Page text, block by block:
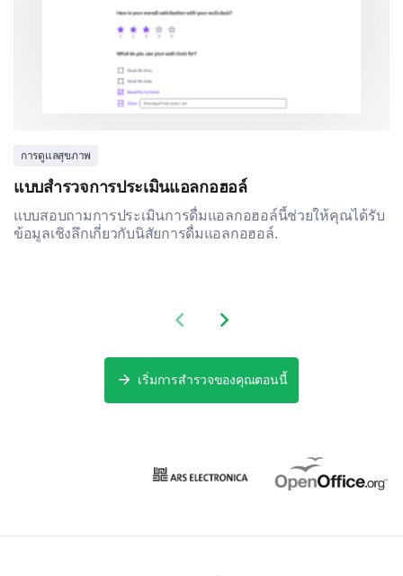
การดูแลสุขภาพ
แบบสำรวจการประเมินแอลกอฮอล์
แบบสอบถามการประเมินการดื่มแอลกอฮอล์นี้ช่วยให้คุณได้รับ
ข้อมูลเชิงลึกเกี่ยวกับนิสัยการดื่มแอลกอฮอล์.
Previous slide
Next slide
เริ่มการสำรวจของคุณตอนนี้